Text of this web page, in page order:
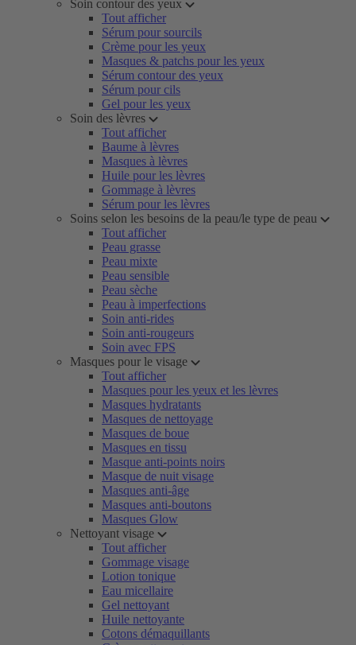
Soin contour des yeux
Tout afficher
Sérum pour sourcils
Crème pour les yeux
Masques & patchs pour les yeux
Sérum contour des yeux
Sérum pour cils
Gel pour les yeux
Soin des lèvres
Tout afficher
Baume à lèvres
Masques à lèvres
Huile pour les lèvres
Gommage à lèvres
Sérum pour les lèvres
Soins selon les besoins de la peau/le type de peau
Tout afficher
Peau grasse
Peau mixte
Peau sensible
Peau sèche
Peau à imperfections
Soin anti-rides
Soin anti-rougeurs
Soin avec FPS
Masques pour le visage
Tout afficher
Masques pour les yeux et les lèvres
Masques hydratants
Masques de nettoyage
Masques de boue
Masques en tissu
Masque anti-points noirs
Masque de nuit visage
Masques anti-âge
Masques anti-boutons
Masques Glow
Nettoyant visage
Tout afficher
Gommage visage
Lotion tonique
Eau micellaire
Gel nettoyant
Huile nettoyante
Cotons démaquillants